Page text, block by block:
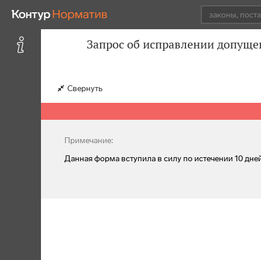
Запрос об исправлении
Свернуть
Примечание:
Данная форма вступила в силу по истечении 10